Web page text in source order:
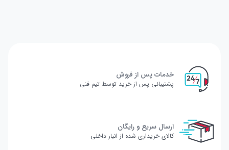
خدمات پس از فروش
پشتیبانی پس از خرید توسط تیم فنی
ارسال سریع و رایگان
کالای خریداری شده از انبار داخلی